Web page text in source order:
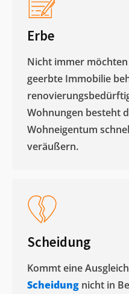
Erbe
Nicht immer
geerbte Immobilie
Wohnungen besteht
Wohneigentum
veräußern. ​
Scheidung
Kommt eine
Scheidung nicht in